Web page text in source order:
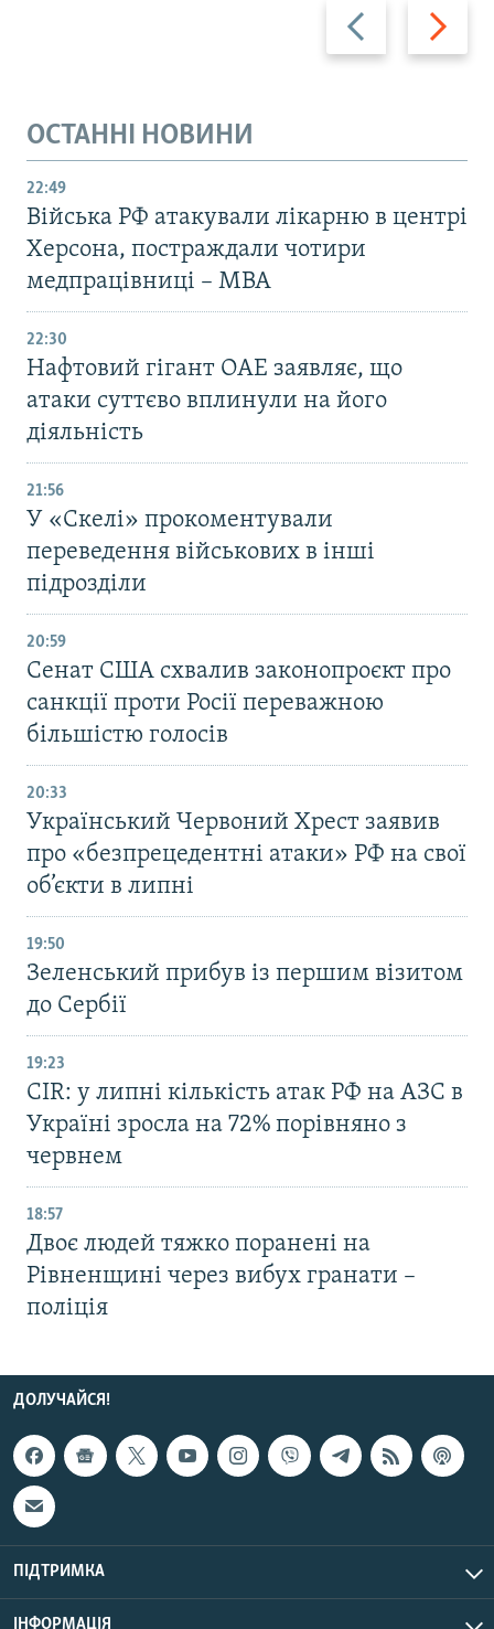
Назад Вперед
ОСТАННІ НОВИНИ
22:49
Війська РФ атакували лікарню в центрі
Херсона, постраждали чотири
медпрацівниці – МВА
22:30
Нафтовий гігант ОАЕ заявляє, що
атаки суттєво вплинули на його
діяльність
21:56
У «Скелі» прокоментували
переведення військових в інші
підрозділи
20:59
Cенат США схвалив законопроєкт про
санкції проти Росії переважною
більшістю голосів
20:33
Український Червоний Хрест заявив
про «безпрецедентні атаки» РФ на свої
об’єкти в липні
19:50
Зеленський прибув із першим візитом
до Сербії
19:23
CIR: у липні кількість атак РФ на АЗС в
Україні зросла на 72% порівняно з
червнем
18:57
Двоє людей тяжко поранені на
Рівненщині через вибух гранати –
поліція
ДОЛУЧАЙСЯ!
ПІДТРИМКА
ІНФОРМАЦІЯ